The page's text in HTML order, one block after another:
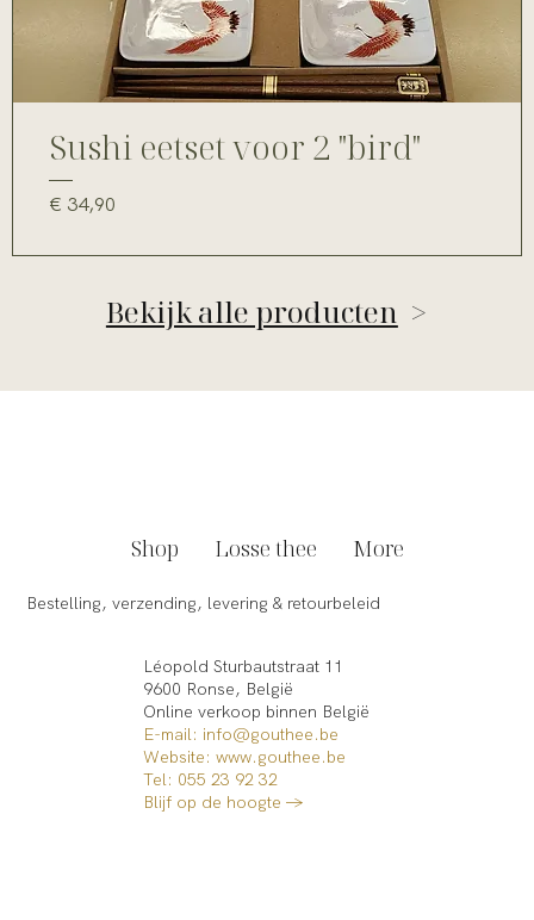
Sushi eetset voor 2 "bird"
Prijs
€ 34,90
Bekijk alle producten >
Shop Losse thee More
Bestelling, verzending, levering & retourbeleid
Léopold Sturbautstraat 11
9600 Ronse, België
Online verkoop binnen België​
E-mail: info@gouthee.be
Website: www.gouthee.be
Tel: 055 23 92 32
Blijf op de hoogte →